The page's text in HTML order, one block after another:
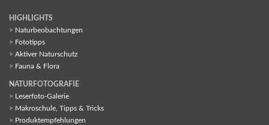
HIGHLIGHTS
> Naturbeobachtungen
> Fototipps
> Aktiver Naturschutz
> Fauna & Flora
NATURFOTOGRAFIE
> Leserfoto-Galerie
> Makroschule, Tipps & Tricks
> Produktempfehlungen